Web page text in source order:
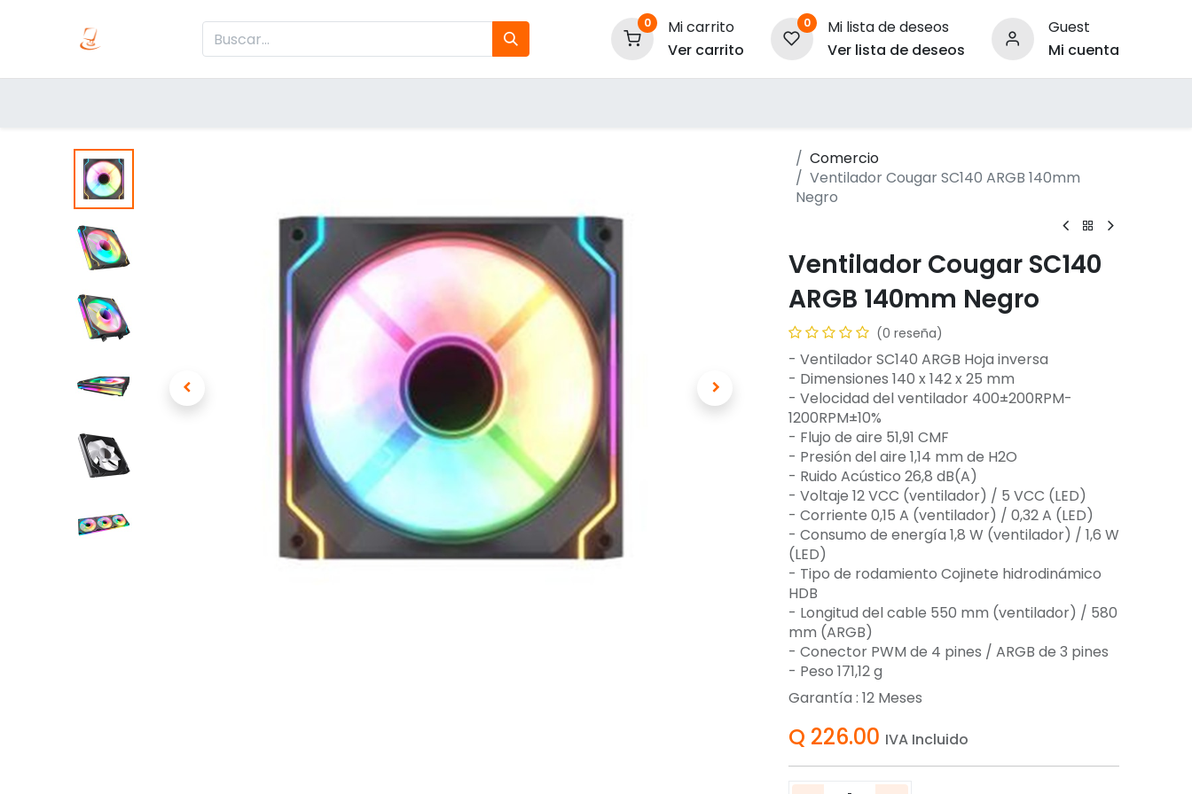
0
Mi carrito
Ver carrito
0
Mi lista de deseos
Ver lista de deseos
Guest
Mi cuenta
Comercio
Ventilador Cougar SC140 ARGB 140mm
Negro
Ventilador Cougar SC140
ARGB 140mm Negro
(0 reseña)
- Ventilador SC140 ARGB Hoja inversa
- Dimensiones 140 x 142 x 25 mm
- Velocidad del ventilador 400±200RPM-
1200RPM±10%
- Flujo de aire 51,91 CMF
- Presión del aire 1,14 mm de H2O
- Ruido Acústico 26,8 dB(A)
- Voltaje 12 VCC (ventilador) / 5 VCC (LED)
- Corriente 0,15 A (ventilador) / 0,32 A (LED)
- Consumo de energía 1,8 W (ventilador) / 1,6 W
(LED)
- Tipo de rodamiento Cojinete hidrodinámico
HDB
- Longitud del cable 550 mm (ventilador) / 580
mm (ARGB)
- Conector PWM de 4 pines / ARGB de 3 pines
- Peso 171,12 g
Garantía : 12Meses
Q 226.00 IVA Incluido